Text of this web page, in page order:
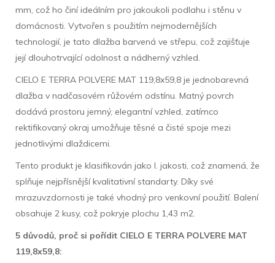
mm, což ho činí ideálním pro jakoukoli podlahu i stěnu v
domácnosti. Vytvořen s použitím nejmodernějších
technologií, je tato dlažba barvená ve střepu, což zajišťuje
její dlouhotrvající odolnost a nádherný vzhled.
CIELO E TERRA POLVERE MAT 119,8x59,8 je jednobarevná
dlažba v nadčasovém růžovém odstínu. Matný povrch
dodává prostoru jemný, elegantní vzhled, zatímco
rektifikovaný okraj umožňuje těsné a čisté spoje mezi
jednotlivými dlaždicemi.
Tento produkt je klasifikován jako I. jakosti, což znamená, že
splňuje nejpřísnější kvalitativní standarty. Díky své
mrazuvzdornosti je také vhodný pro venkovní použití. Balení
obsahuje 2 kusy, což pokryje plochu 1,43 m2.
5 důvodů, proč si pořídit CIELO E TERRA POLVERE MAT
119,8x59,8: